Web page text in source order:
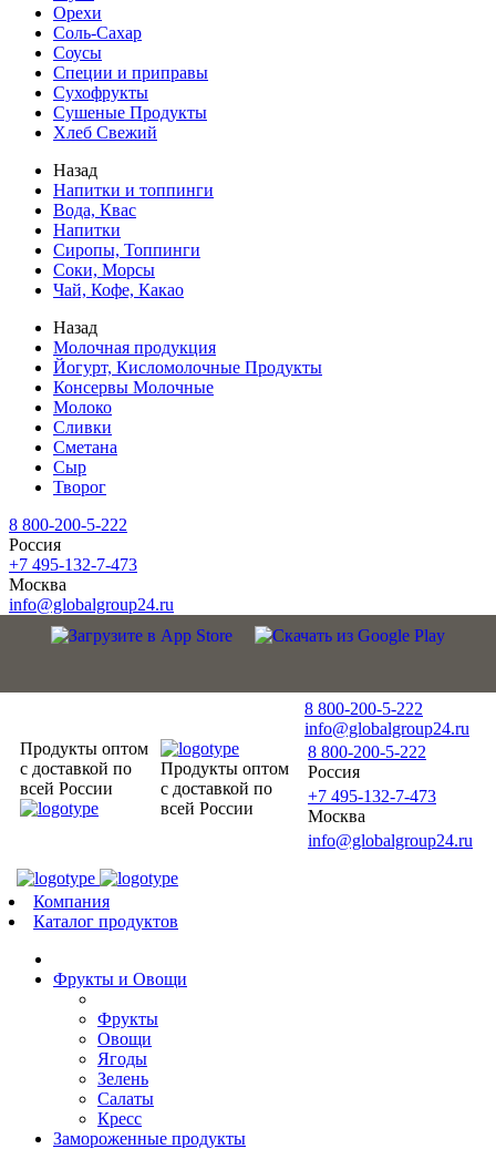
Орехи
Соль-Сахар
Соусы
Специи и приправы
Сухофрукты
Сушеные Продукты
Хлеб Свежий
Назад
Напитки и топпинги
Вода, Квас
Напитки
Сиропы, Топпинги
Соки, Морсы
Чай, Кофе, Какао
Назад
Молочная продукция
Йогурт, Кисломолочные Продукты
Консервы Молочные
Молоко
Сливки
Сметана
Сыр
Творог
8 800-200-5-222
Россия
+7 495-132-7-473
Москва
info@globalgroup24.ru
Продукты оптом
с доставкой по
всей России
Продукты оптом
с доставкой по
всей России
8 800-200-5-222
info@globalgroup24.ru
8 800-200-5-222
Россия
+7 495-132-7-473
Москва
info@globalgroup24.ru
Компания
Каталог продуктов
Фрукты и Овощи
Фрукты
Овощи
Ягоды
Зелень
Салаты
Кресс
Замороженные продукты